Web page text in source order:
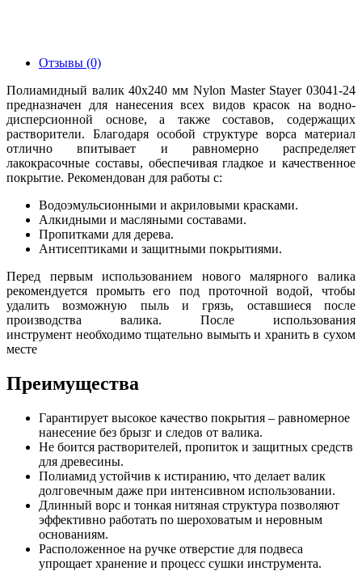
Отзывы (0)
Полиамидный валик 40х240 мм Nylon Master Stayer 03041-24
предназначен для нанесения всех видов красок на водно-
дисперсионной основе, а также составов, содержащих
растворители. Благодаря особой структуре ворса материал
отлично впитывает и равномерно распределяет
лакокрасочные составы, обеспечивая гладкое и качественное
покрытие. Рекомендован для работы с:
Водоэмульсионными и акриловыми красками.
Алкидными и масляными составами.
Пропитками для дерева.
Антисептиками и защитными покрытиями.
Перед первым использованием нового малярного валика
рекомендуется промыть его под проточной водой, чтобы
удалить возможную пыль и грязь, оставшиеся после
производства валика. После использования
инструмент необходимо тщательно вымыть и хранить в сухом
месте
Преимущества
Гарантирует высокое качество покрытия – равномерное
нанесение без брызг и следов от валика.
Не боится растворителей, пропиток и защитных средств
для древесины.
Полиамид устойчив к истиранию, что делает валик
долговечным даже при интенсивном использовании.
Длинный ворс и тонкая нитяная структура позволяют
эффективно работать по шероховатым и неровным
основаниям.
Расположенное на ручке отверстие для подвеса
упрощает хранение и процесс сушки инструмента.